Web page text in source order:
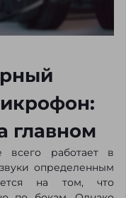
главном
всего работает в
определенным
на том, что